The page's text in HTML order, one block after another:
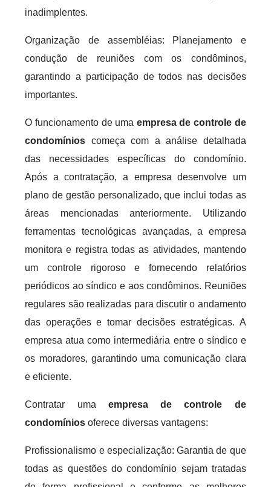
inadimplentes.
Organização de assembléias: Planejamento e
condução de reuniões com os condôminos,
garantindo a participação de todos nas decisões
importantes.
O funcionamento de uma empresa de controle de
condomínios começa com a análise detalhada
das necessidades específicas do condomínio.
Após a contratação, a empresa desenvolve um
plano de gestão personalizado, que inclui todas as
áreas mencionadas anteriormente. Utilizando
ferramentas tecnológicas avançadas, a empresa
monitora e registra todas as atividades, mantendo
um controle rigoroso e fornecendo relatórios
periódicos ao síndico e aos condôminos. Reuniões
regulares são realizadas para discutir o andamento
das operações e tomar decisões estratégicas. A
empresa atua como intermediária entre o síndico e
os moradores, garantindo uma comunicação clara
e eficiente.
Contratar uma empresa de controle de
condomínios oferece diversas vantagens:
Profissionalismo e especialização: Garantia de que
todas as questões do condomínio sejam tratadas